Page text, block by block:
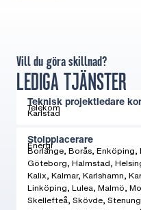
LEDIGA TJÄNSTER
Vill du göra skillnad?
17 resultat.
Teknisk projektledare
Telekom
Karlstad
Stolpplacerare
Energi
Borlänge, Borås, Enköping,
Göteborg, Halmstad,
Kalix, Kalmar, Karlshamn,
Linköping, Lulea, Malmö,
Skellefteå, Skövde,